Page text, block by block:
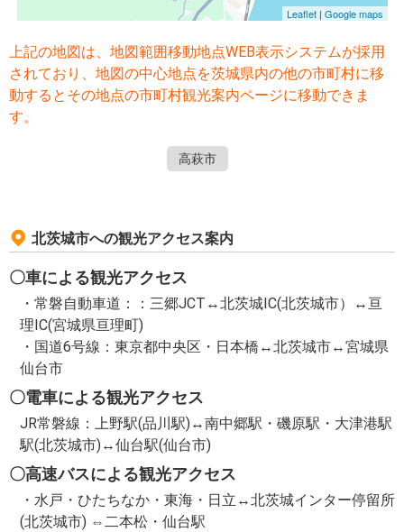
上記の地図は、地図範囲移動地点WEB表示システムが採用
されており、地図の中心地点を茨城県内の他の市町村に移
動するとその地点の市町村観光案内ページに移動できま
す。
高萩市
北茨城市への観光アクセス案内
〇車による観光アクセス
・常磐自動車道：：三郷JCT↔北茨城IC(北茨城市）↔亘
理IC(宮城県亘理町)
・国道6号線：東京都中央区・日本橋↔北茨城市↔宮城県
仙台市
〇電車による観光アクセス
JR常磐線：上野駅(品川駅)↔南中郷駅・磯原駅・大津港駅
駅(北茨城市)↔仙台駅(仙台市)
〇高速バスによる観光アクセス
・水戸・ひたちなか・東海・日立↔北茨城インター停留所
(北茨城市) ⇔二本松・仙台駅